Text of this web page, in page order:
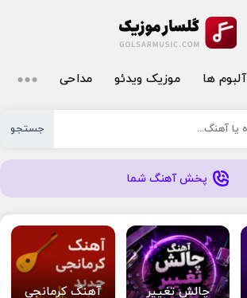
آلبوم ها موزیک ویدئو مداحی
جستجو
پخش آهنگ شما
چالش تغییر
آهنگ کرمانجی